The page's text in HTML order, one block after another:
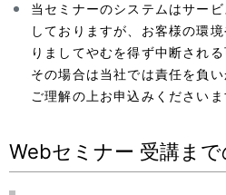
当セミナーのシステムはサー
しておりますが、お客様の環
りましてやむを得ず中断される
その場合は当社では責任を負
ご理解の上お申込みください
Webセミナー 受講ま